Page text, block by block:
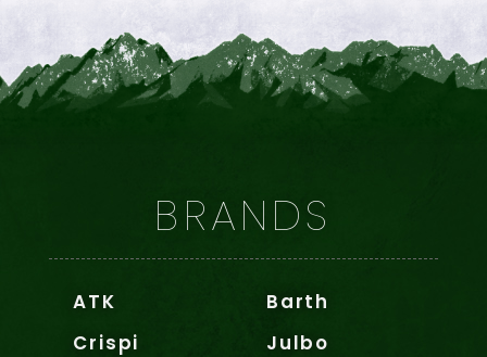
BRANDS
ATK
Barth
Crispi
Julbo